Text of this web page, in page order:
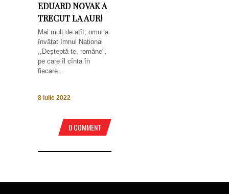
EDUARD NOVAK A
TRECUT LA AUR!
Mai mult de atît, omul a
învățat Imnul Național
,,Deșteptă-te, române",
pe care îl cînta în
fiecare...
8 iulie 2022
0 COMMENT